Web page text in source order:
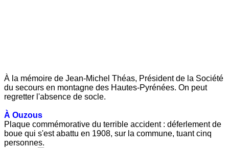
À la mémoire de Jean-Michel Théas, Président de la Société
du secours en montagne des Hautes-Pyrénées. On peut
regretter l'absence de socle.
À Ouzous
Plaque commémorative du terrible accident : déferlement de
boue qui s'est abattu en 1908, sur la commune, tuant cinq
personnes.